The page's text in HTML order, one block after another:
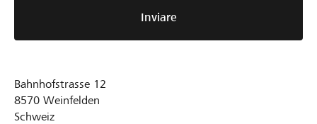
Inviare
Bahnhofstrasse 12
8570 Weinfelden
Schweiz